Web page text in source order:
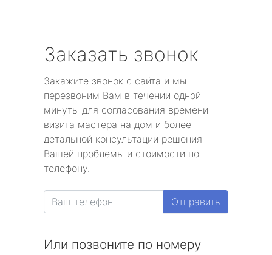
Заказать звонок
Закажите звонок с сайта и мы
перезвоним Вам в течении одной
минуты для согласования времени
визита мастера на дом и более
детальной консультации решения
Вашей проблемы и стоимости по
телефону.
Отправить
Или позвоните по номеру